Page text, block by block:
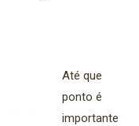
Até que
ponto é
importante